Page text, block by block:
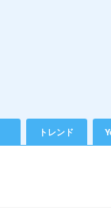
トレンド